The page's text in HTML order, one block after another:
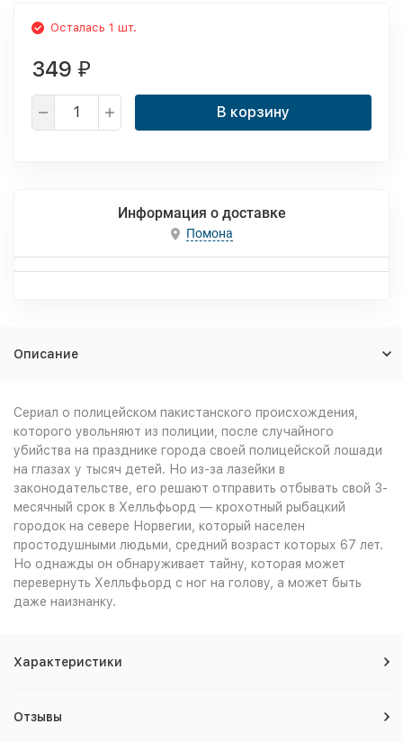
Осталась 1 шт.
349 ₽
В корзину
Информация о доставке
Помона
Описание
Сериал о полицейском пакистанского происхождения,
которого увольняют из полиции, после случайного
убийства на празднике города своей полицейской лошади
на глазах у тысяч детей. Но из-за лазейки в
законодательстве, его решают отправить отбывать свой 3-
месячный срок в Хелльфьорд — крохотный рыбацкий
городок на севере Норвегии, который населен
простодушными людьми, средний возраст которых 67 лет.
Но однажды он обнаруживает тайну, которая может
перевернуть Хелльфьорд с ног на голову, а может быть
даже наизнанку.
Характеристики
Отзывы